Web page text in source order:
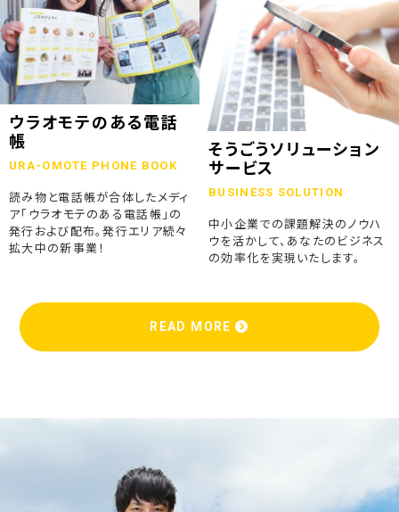
ウラオモテのある電話
帳
URA-OMOTE PHONE BOOK
読み物と電話帳が合体したメディ
ア「ウラオモテのある電話帳」の
発行および配布。発行エリア続々
拡大中の新事業！
そうごうソリューション
サービス
BUSINESS SOLUTION
中小企業での課題解決のノウハ
ウを活かして、あなたのビジネス
の効率化を実現いたします。
READ MORE